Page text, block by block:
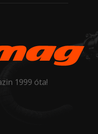
1999 óta!